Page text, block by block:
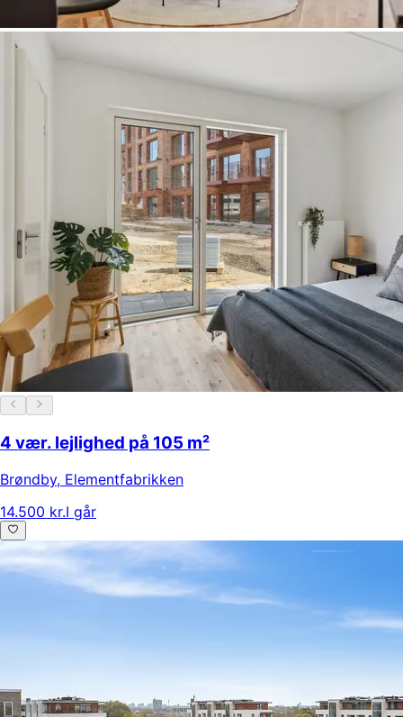
4 vær. lejlighed på 105 m²
Brøndby, Elementfabrikken
14.500 kr.I går